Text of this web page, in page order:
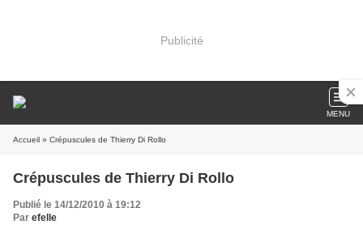
Publicité
MENU
Accueil » Crépuscules de Thierry Di Rollo
Crépuscules de Thierry Di Rollo
Publié le 14/12/2010 à 19:12
Par efelle